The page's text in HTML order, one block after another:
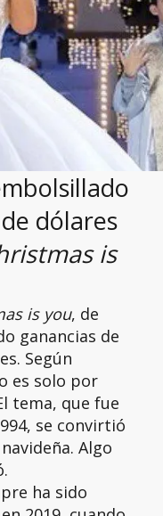
dólares
is
is you, de
ganancias de
Según
es solo por
tema, que fue
se convirtió
Algo
ha sido